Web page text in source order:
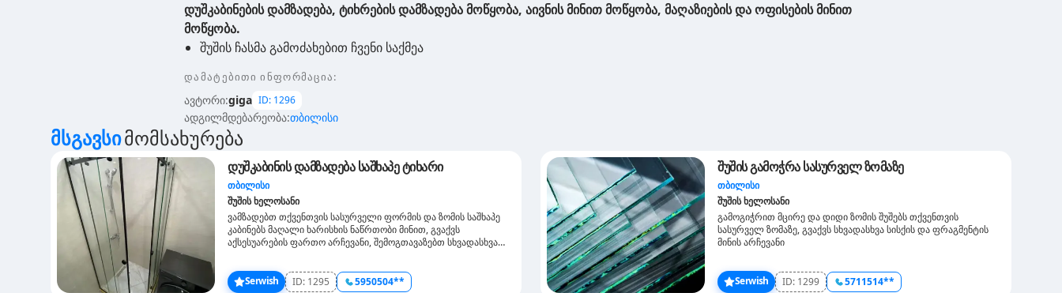
დუშკაბინების დამზადება, ტიხრების დამზადება მოწყობა, აივნის მინით მოწყობა, მაღაზიების და ოფისების მინით
მოწყობა.
შუშის ჩასმა გამოძახებით ჩვენი საქმეა
დამატებითი ინფორმაცია:
ავტორი:giga ID: 1296
ადგილმდებარეობა:თბილისი
ᲛსგავსიᲛომსახურება
დუშკაბინის დამზადება საშხაპე ტიხარი
თბილისი
შუშის ხელოსანი
ვამზადებთ თქვენთვის სასურველი ფორმის და ზომის საშხაპე
კაბინებს მაღალი ხარისხის ნაწრთობი მინით, გვაქვს
აქსესუარების ფართო არჩევანი, შემოგთავაზებთ სხვადასხვა
Serwish
ID: 1295 5950504**
შუშის გამოჭრა სასურველ ზომაზე
თბილისი
შუშის ხელოსანი
გამოგიჭრით მცირე და დიდი ზომის შუშებს თქვენთვის
სასურველ ზომაზე, გვაქვს სხვადასხვა სისქის და ფრაგმენტის
მინის არჩევანი
Serwish ID: 1299 5711514**